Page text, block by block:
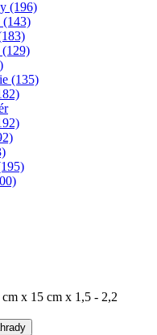
(196)
(143)
(129)
(135)